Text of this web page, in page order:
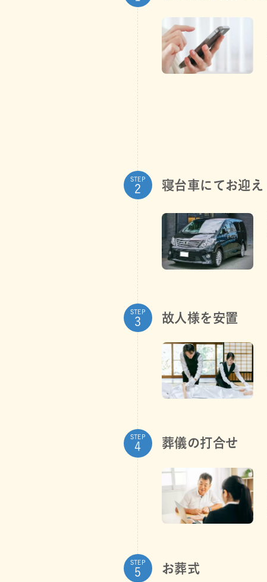
STEP 寝台車にてお迎え
STEP 故人様を安置
STEP 葬儀の打合せ
STEP お葬式